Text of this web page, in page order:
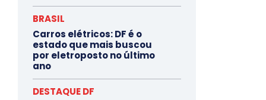
BRASIL
Carros elétricos: DF é o
estado que mais buscou
por eletroposto no último
ano
DESTAQUE DF